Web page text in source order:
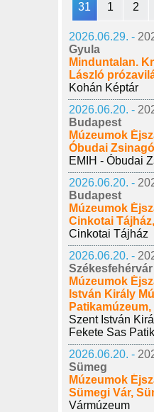
31 1 2
2026.06.29. -
Gyula
Minduntalan.
László
Kohán Képtár
2026.06.20. -
Budapest
Múzeumok
Óbudai
EMIH - Óbudai
2026.06.20. -
Budapest
Múzeumok
Cinkotai
Cinkotai Tájház
2026.06.20. -
Székesfehérvár
Múzeumok
István Király
Szent István
Fekete Sas
2026.06.20. -
Sümeg
Múzeumok
Sümegi Vár,
Vármúzeum